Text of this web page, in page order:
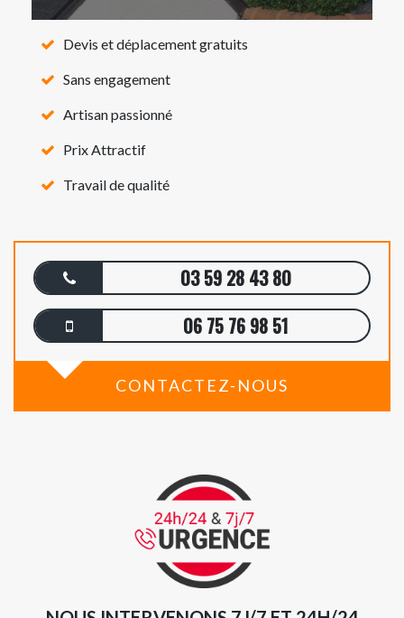
Devis et déplacement gratuits
Sans engagement
Artisan passionné
Prix Attractif
Travail de qualité
03 59 28 43 80
06 75 76 98 51
CONTACTEZ-NOUS